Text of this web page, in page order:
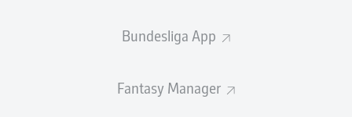
Bundesliga App
Fantasy Manager
Leandro Barreiro
Tom Krauß